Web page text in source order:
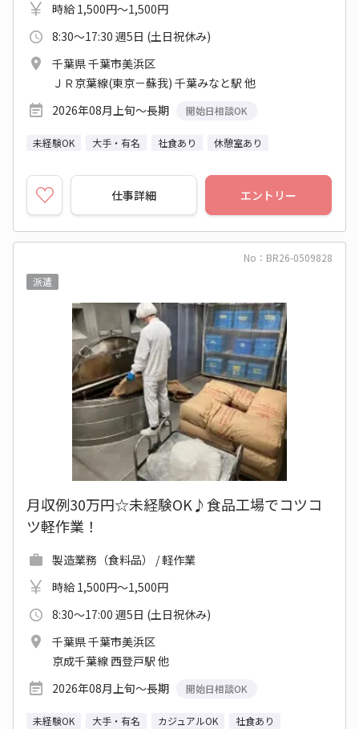
時給 1,500円～1,500円
8:30～17:30 週5日 (土日祝休み)
千葉県 千葉市美浜区
ＪＲ京葉線(東京－蘇我) 千葉みなと駅 他
2026年08月上旬～長期
開始日相談OK
未経験OK 大手・有名 社食あり 休憩室あり
仕事詳細 エントリー
No：BR26-0509828
派遣
月収例30万円☆未経験OK♪食品工場でコツコ
ツ軽作業！
製造業務（食料品） / 軽作業
時給 1,500円～1,500円
8:30～17:00 週5日 (土日祝休み)
千葉県 千葉市美浜区
京成千葉線 西登戸駅 他
2026年08月上旬～長期
開始日相談OK
未経験OK 大手・有名 カジュアルOK 社食あり